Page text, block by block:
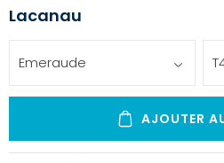
Lacanau
Emeraude
AJOUTER